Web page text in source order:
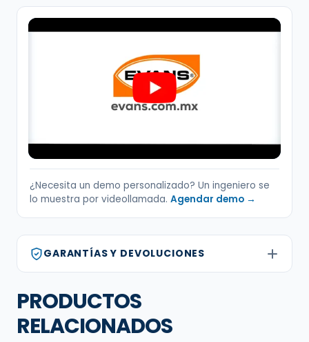
¿Necesita un demo personalizado? Un ingeniero se
lo muestra por videollamada. Agendar demo →
GARANTÍAS Y DEVOLUCIONES
PRODUCTOS
RELACIONADOS